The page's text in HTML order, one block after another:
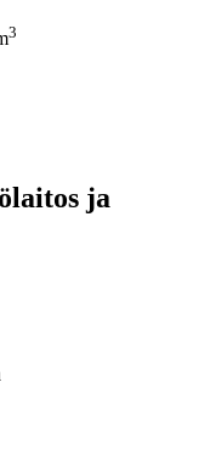
3
ja